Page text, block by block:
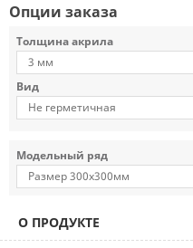
Опции заказа
Толщина акрила
Вид
Модельный ряд
О ПРОДУКТЕ